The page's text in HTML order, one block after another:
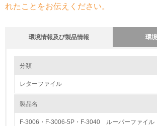
れたことをお伝えください。
環境情報及び製品情報 環
1.環境取り組み体制
分類
レターファイル
製品名
F-3006・F-3006-5P・F-3040 ルーパーファイル